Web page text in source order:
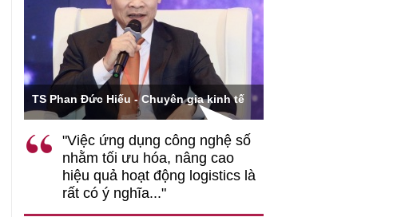
ý
TS Phan Đức Hiếu - Chuyên gia kinh tế
"Việc ứng dụng công nghệ số
nhằm tối ưu hóa, nâng cao
hiệu quả hoạt động logistics là
rất có ý nghĩa..."